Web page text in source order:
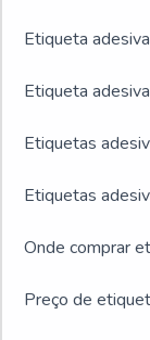
Etiqueta
Etiqueta
Etiquetas
Etiquetas
Onde comprar
Preço de